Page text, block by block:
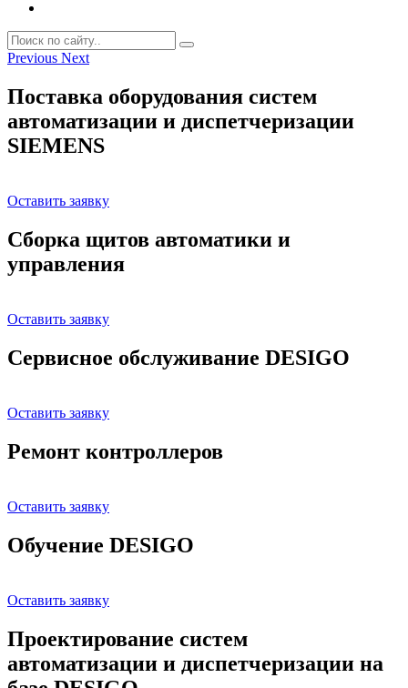
Previous Next
Поставка оборудования систем
автоматизации и диспетчеризации
SIEMENS
Оставить заявку
Сборка щитов автоматики и
управления
Оставить заявку
Сервисное обслуживание DESIGO
Оставить заявку
Ремонт контроллеров
Оставить заявку
Обучение DESIGO
Оставить заявку
Проектирование систем
автоматизации и диспетчеризации на